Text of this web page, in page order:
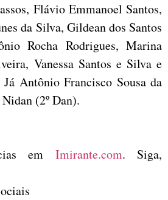
Flávio Emmanoel Santos,
da Silva, Gildean dos Santos
Rocha Rodrigues, Marina
Vanessa Santos e Silva e
Antônio Francisco Sousa da
(2º Dan).
em Imirante.com. Siga,